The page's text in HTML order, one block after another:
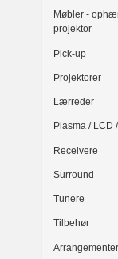
Møbler -
projektor
Pick-up
Projektorer
Lærreder
Plasma / LCD
Receivere
Surround
Tunere
Tilbehør
Arrangementer